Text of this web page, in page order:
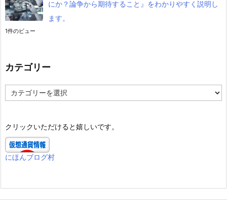
にか？論争から期待すること』をわかりやすく説明し
ます。
1件のビュー
カテゴリー
テ
ー
クリックいただけると嬉しいです。
にほんブログ村